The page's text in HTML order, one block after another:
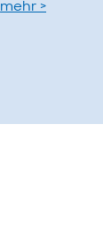
mehr >